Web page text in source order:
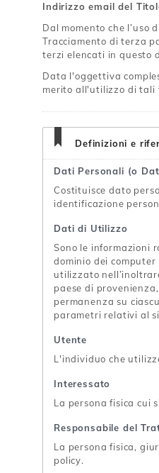
Indirizzo email del
Dal momento che
Tracciamento di terza
terzi elencati in questo
Data l'oggettiva
merito all'utilizzo di tali
Definizioni e
Dati Personali (o
Costituisce dato
identificazione
Dati di Utilizzo
Sono le informazioni
dominio dei
utilizzato
paese di
permanenza su
parametri relativi al
Utente
L'individuo che
Interessato
La persona fisica cui
Responsabile del
La persona fisica,
policy.